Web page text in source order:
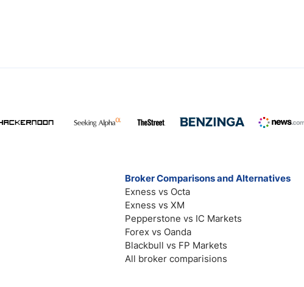
Broker Comparisons and Alternatives
Exness vs Octa
Exness vs XM
Pepperstone vs IC Markets
Forex vs Oanda
Blackbull vs FP Markets
All broker comparisions